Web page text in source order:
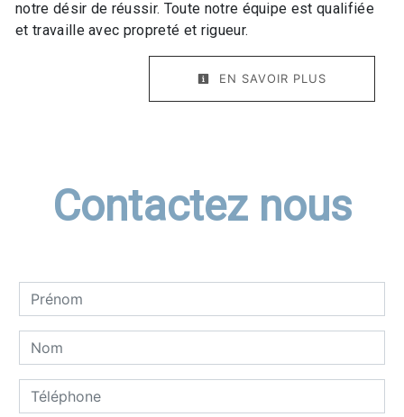
notre désir de réussir. Toute notre équipe est qualifiée
et travaille avec propreté et rigueur.
EN SAVOIR PLUS
Contactez nous